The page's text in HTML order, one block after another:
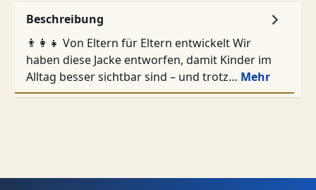
Beschreibung
👨‍👩‍👧 Von Eltern für Eltern entwickelt Wir
haben diese Jacke entworfen, damit Kinder im
Alltag besser sichtbar sind – und trotz… Mehr